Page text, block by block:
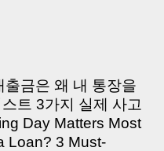
금은 왜 내 통장을
트 3가지 실제 사고
Day Matters Most
Loan? 3 Must-